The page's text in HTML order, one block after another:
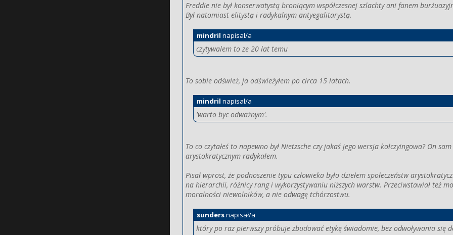
Freddie nie był konserwatystą broniącym współczesnej szlachty ani fanem
Był natomiast elitystą i radykalnym antyegalitarystą.
mindril napisał/a
czytywalem to ze 20 lat temu
To sobie odśwież, ja odświeżyłem po circa 15 latach.
mindril napisał/a
'warto byc odważnym'.
To co czytałeś to napewno był Nietzsche czy jakaś jego wersja kołczyingowa? On
arystokratycznym radykałem.
Pisał wprost, że podnoszenie typu człowieka było dziełem społeczeństw
na hierarchii, różnicy rang i wykorzystywaniu niższych warstw. Przeciwstawiał też
moralności niewolników, a nie odwagę tchórzostwu.
sundersnapisał/a
który po raz pierwszy próbuje zbudować etykę świadomie, bez odwoływania się